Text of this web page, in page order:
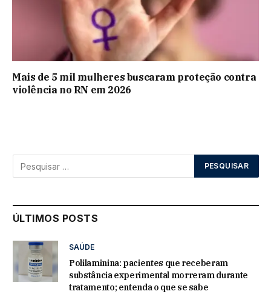
Mais de 5 mil mulheres buscaram proteção contra
violência no RN em 2026
ÚLTIMOS POSTS
SAÚDE
Polilaminina: pacientes que receberam
substância experimental morreram durante
tratamento; entenda o que se sabe